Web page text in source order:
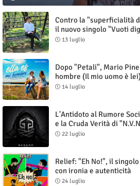
Contro la "superficialità
il nuovo singolo "Vuoti
13 luglio
Dopo "Petali", Mario
hombre (Il mio uomo è
14 luglio
L'Antidoto al Rumore
e la Cruda Verità di
22 luglio
Relief: "Eh No!", il
con ironia e autenticità
24 luglio